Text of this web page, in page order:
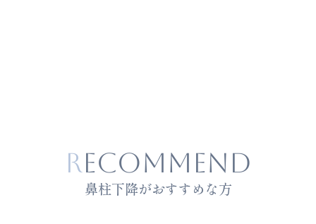
RECOMMEND
鼻柱下降がおすすめな方